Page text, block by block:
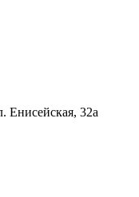
Енисейская, 32а